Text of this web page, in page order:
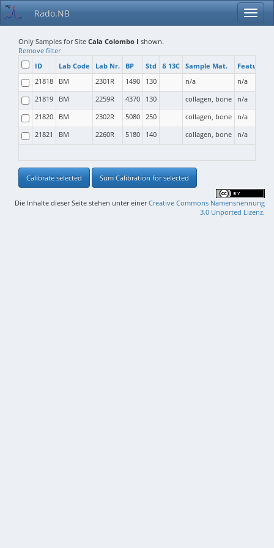
Rado.NB
Only Samples for Site Cala Colombo I shown.
Remove filter
ID
Lab Code Lab Nr. BP Std δ 13C Sample Mat.
Feature
21818
BM 2301R 1490 130 n/a
n/a
21819
BM 2259R 4370 130 collagen, bone
n/a
21820
BM 2302R 5080 250 collagen, bone
n/a
21821
BM 2260R 5180 140 collagen, bone n/a
Calibrate selected Sum Calibration for selected
Die Inhalte dieser Seite stehen unter einerCreative Commons Namensnennung
3.0 Unported Lizenz.